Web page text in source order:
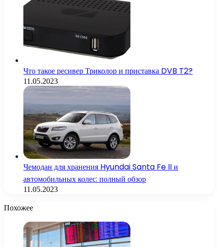
Что такое ресивер Триколор и приставка DVB T2?
11.05.2023
Чемодан для хранения Hyundai Santa Fe II и
автомобильных колес: полный обзор
11.05.2023
Похожее